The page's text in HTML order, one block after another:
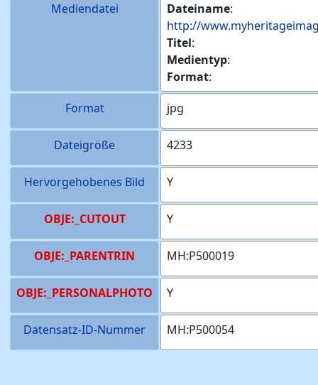
Mediendatei Dateiname:
http://
Titel:
Medientyp:
Format:
Format
jpg
Dateigröße 4233
Hervorgehobenes Bild Y
OBJE:_CUTOUT Y
OBJE:_PARENTRIN MH:P500019
OBJE:_PERSONALPHOTO Y
Datensatz-ID-Nummer MH:P500054